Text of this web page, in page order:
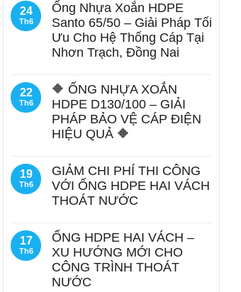
24
Th6
Ống Nhựa Xoắn HDPE
Santo 65/50 – Giải Pháp Tối
Ưu Cho Hệ Thống Cáp Tại
Nhơn Trạch, Đồng Nai
22
Th6
🔶 ỐNG NHỰA XOẮN
HDPE D130/100 – GIẢI
PHÁP BẢO VỆ CÁP ĐIỆN
HIỆU QUẢ 🔶
19
Th6
GIẢM CHI PHÍ THI CÔNG
VỚI ỐNG HDPE HAI VÁCH
THOÁT NƯỚC
17
Th6
ỐNG HDPE HAI VÁCH –
XU HƯỚNG MỚI CHO
CÔNG TRÌNH THOÁT
NƯỚC